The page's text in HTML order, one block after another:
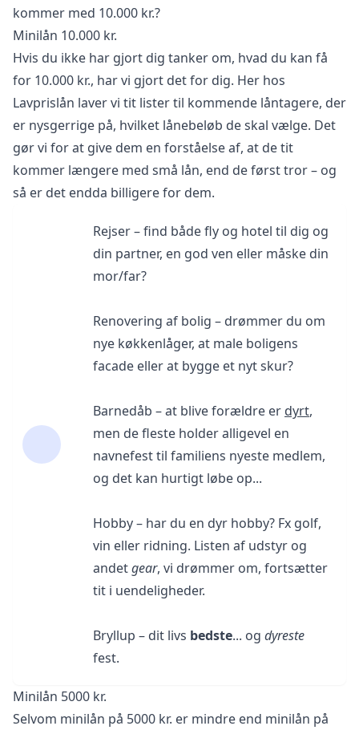
kommer med 10.000 kr.?
Minilån 10.000 kr.
Hvis du ikke har gjort dig tanker om, hvad du kan få
for 10.000 kr., har vi gjort det for dig. Her hos
Lavprislån laver vi tit lister til kommende låntagere, der
er nysgerrige på, hvilket lånebeløb de skal vælge. Det
gør vi for at give dem en forståelse af, at de tit
kommer længere med små lån, end de først tror – og
så er det endda billigere for dem.
Rejser – find både fly og hotel til dig og
din partner, en god ven eller måske din
mor/far?
Renovering af bolig – drømmer du om
nye køkkenlåger, at male boligens
facade eller at bygge et nyt skur?
Barnedåb – at blive forældre er dyrt,
men de fleste holder alligevel en
navnefest til familiens nyeste medlem,
og det kan hurtigt løbe op...
Hobby – har du en dyr hobby? Fx golf,
vin eller ridning. Listen af udstyr og
andetgear, vi drømmer om, fortsætter
tit i uendeligheder.
Bryllup – dit livs bedste... og dyreste
fest.
Minilån 5000 kr.
Selvom minilån på 5000 kr. er mindre end minilån på